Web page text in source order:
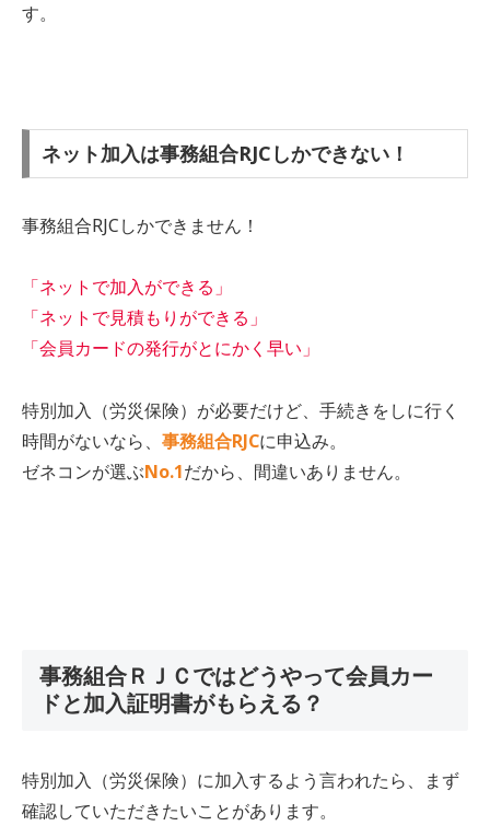
す。
ネット加入は事務組合RJCしかできない！
事務組合RJCしかできません！
「ネットで加入ができる」
「ネットで見積もりができる」
「会員カードの発行がとにかく早い」
特別加入（労災保険）が必要だけど、手続きをしに行く
時間がないなら、 事務組合RJCに申込み。
ゼネコンが選ぶNo.1だから、間違いありません。
事務組合ＲＪＣではどうやって会員カー
ドと加入証明書がもらえる？
特別加入（労災保険）に加入するよう言われたら、まず
確認していただきたいことがあります。